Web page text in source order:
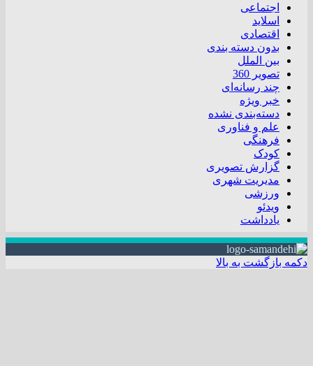
اجتماعی
اسلاید
اقتصادی
بدون دسته بندی
بین الملل
تصویر 360
چند رسانه‌ای
خبر ویژه
دسته‌بندی نشده
علم و فناوری
فرهنگی
کودک
گزارش تصویری
مدیریت شهری
ورزشی
ویدئو
یادداشت
دکمه بازگشت به بالا